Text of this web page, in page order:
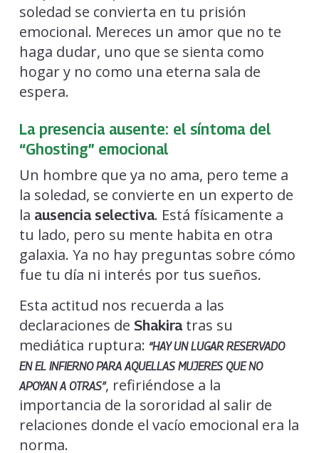
soledad se convierta en tu prisión
emocional. Mereces un amor que no te
haga dudar, uno que se sienta como
hogar y no como una eterna sala de
espera.
La presencia ausente: el síntoma del
“Ghosting” emocional
Un hombre que ya no ama, pero teme a
la soledad, se convierte en un experto de
la ausencia selectiva. Está físicamente a
tu lado, pero su mente habita en otra
galaxia. Ya no hay preguntas sobre cómo
fue tu día ni interés por tus sueños.
Esta actitud nos recuerda a las
declaraciones de Shakiratras su
mediática ruptura: “HAY UN LUGAR RESERVADO
EN EL INFIERNO PARA AQUELLAS MUJERES QUE NO
APOYAN A OTRAS”, refiriéndose a la
importancia de la sororidad al salir de
relaciones donde el vacío emocional era la
norma.